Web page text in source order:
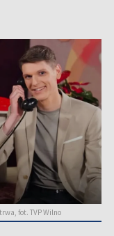
fot. TVP Wilno